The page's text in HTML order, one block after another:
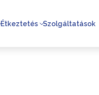
Étkeztetés Szolgáltatások